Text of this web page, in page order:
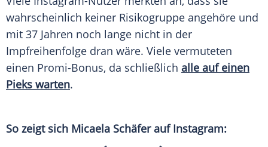
wahrscheinlich keiner Risikogruppe angehöre und
mit 37 Jahren noch lange nicht in der
Impfreihenfolge dran wäre. Viele vermuteten
einen Promi-Bonus, da schließlich alle auf einen
Pieks warten.
So zeigt sich Micaela Schäferauf Instagram: